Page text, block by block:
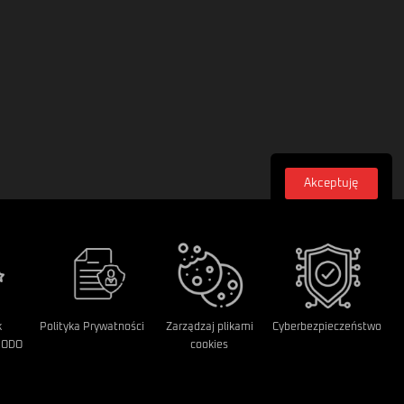
Zapisz się do naszego newsletera, aby być na
bieżąco z nowymi artykułami i wydarzeniami
Email
Zapisz
Akceptuję
Polityka Prywatności
Zarządzaj plikami
cookies
Cyberbezpieczeństwo